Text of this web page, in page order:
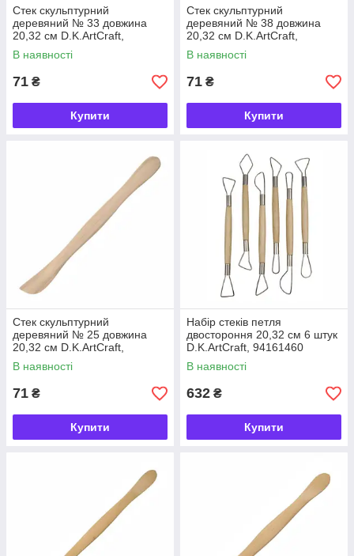
Стек скульптурний
деревяний № 33 довжина
20,32 см D.K.ArtCraft,
94161933
В наявності
71 ₴
Купити
Стек скульптурний
деревяний № 38 довжина
20,32 см D.K.ArtCraft,
94161938
В наявності
71 ₴
Купити
Стек скульптурний
деревяний № 25 довжина
20,32 см D.K.ArtCraft,
94161925
В наявності
71 ₴
Купити
Набір стеків петля
двостороння 20,32 см 6 штук
D.K.ArtCraft, 94161460
В наявності
632 ₴
Купити